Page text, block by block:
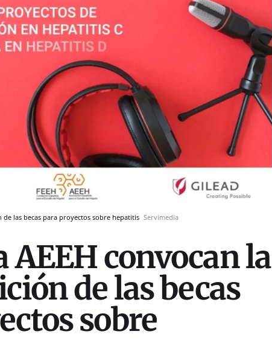
de las becas para proyectos sobre hepatitis Servimedia
AEEH convocan la
de las becas
sobre